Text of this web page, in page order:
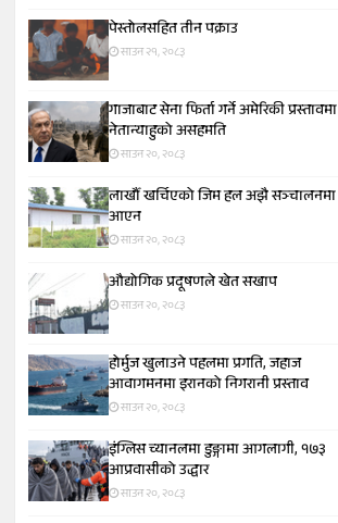
पेस्तोलसहित तीन पक्राउ
साउन २१, २०८३
गाजाबाट सेना फिर्ता गर्ने अमेरिकी प्रस्तावमा
नेतान्याहुको असहमति
साउन २०, २०८३
लाखौँ खर्चिएको जिम हल अझै सञ्चालनमा
आएन
साउन २०, २०८३
औद्योगिक प्रदूषणले खेत सखाप
साउन २०, २०८३
होर्मुज खुलाउने पहलमा प्रगति, जहाज
आवागमनमा इरानको निगरानी प्रस्ताव
साउन २०, २०८३
इंग्लिस च्यानलमा डुङ्गामा आगलागी, १७३
आप्रवासीको उद्धार
साउन २०, २०८३